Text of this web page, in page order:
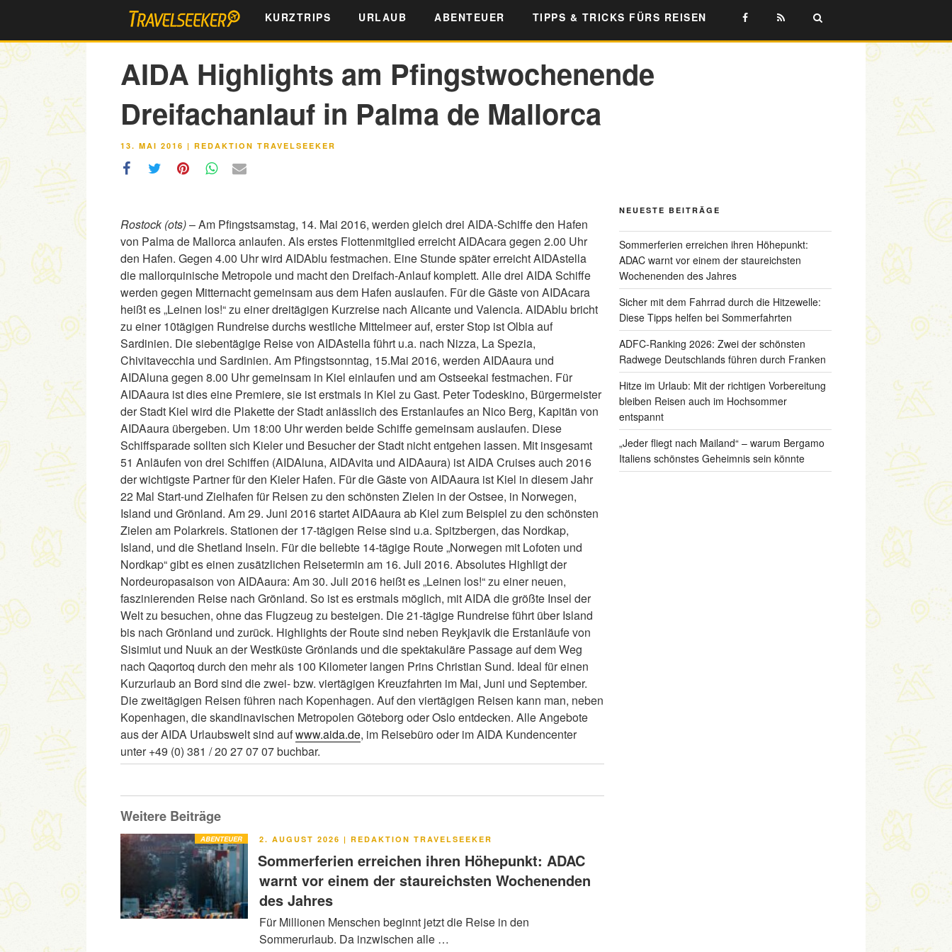
springen
KURZTRIPS URLAUB ABENTEUER TIPPS & TRICKS FÜRS REISEN
AIDA Highlights am Pfingstwochenende
Dreifachanlauf in Palma de Mallorca
VERÖFFENTLICHT
13. MAI 2016 | REDAKTION TRAVELSEEKER
Rostock (ots)– Am Pfingstsamstag, 14. Mai 2016, werden gleich drei AIDA-Schiffe den Hafen
von Palma de Mallorca anlaufen. Als erstes Flottenmitglied erreicht AIDAcara gegen 2.00 Uhr
den Hafen. Gegen 4.00 Uhr wird AIDAblu festmachen. Eine Stunde später erreicht AIDAstella
die mallorquinische Metropole und macht den Dreifach-Anlauf komplett. Alle drei AIDA Schiffe
werden gegen Mitternacht gemeinsam aus dem Hafen auslaufen. Für die Gäste von AIDAcara
heißt es „Leinen los!“ zu einer dreitägigen Kurzreise nach Alicante und Valencia. AIDAblu bricht
zu einer 10tägigen Rundreise durchs westliche Mittelmeer auf, erster Stop ist Olbia auf
Sardinien. Die siebentägige Reise von AIDAstella führt u.a. nach Nizza, La Spezia,
Chivitavecchia und Sardinien. Am Pfingstsonntag, 15.Mai 2016, werden AIDAaura und
AIDAluna gegen 8.00 Uhr gemeinsam in Kiel einlaufen und am Ostseekai festmachen. Für
AIDAaura ist dies eine Premiere, sie ist erstmals in Kiel zu Gast. Peter Todeskino, Bürgermeister
der Stadt Kiel wird die Plakette der Stadt anlässlich des Erstanlaufes an Nico Berg, Kapitän von
AIDAaura übergeben. Um 18:00 Uhr werden beide Schiffe gemeinsam auslaufen. Diese
Schiffsparade sollten sich Kieler und Besucher der Stadt nicht entgehen lassen. Mit insgesamt
51 Anläufen von drei Schiffen (AIDAluna, AIDAvita und AIDAaura) ist AIDA Cruises auch 2016
der wichtigste Partner für den Kieler Hafen. Für die Gäste von AIDAaura ist Kiel in diesem Jahr
22 Mal Start-und Zielhafen für Reisen zu den schönsten Zielen in der Ostsee, in Norwegen,
Island und Grönland. Am 29. Juni 2016 startet AIDAaura ab Kiel zum Beispiel zu den schönsten
Zielen am Polarkreis. Stationen der 17-tägigen Reise sind u.a. Spitzbergen, das Nordkap,
Island, und die Shetland Inseln. Für die beliebte 14-tägige Route „Norwegen mit Lofoten und
Nordkap“ gibt es einen zusätzlichen Reisetermin am 16. Juli 2016. Absolutes Highligt der
Nordeuropasaison von AIDAaura: Am 30. Juli 2016 heißt es „Leinen los!“ zu einer neuen,
faszinierenden Reise nach Grönland. So ist es erstmals möglich, mit AIDA die größte Insel der
Welt zu besuchen, ohne das Flugzeug zu besteigen. Die 21-tägige Rundreise führt über Island
bis nach Grönland und zurück. Highlights der Route sind neben Reykjavik die Erstanläufe von
Sisimiut und Nuuk an der Westküste Grönlands und die spektakuläre Passage auf dem Weg
nach Qaqortoq durch den mehr als 100 Kilometer langen Prins Christian Sund. Ideal für einen
Kurzurlaub an Bord sind die zwei- bzw. viertägigen Kreuzfahrten im Mai, Juni und September.
Die zweitägigen Reisen führen nach Kopenhagen. Auf den viertägigen Reisen kann man, neben
Kopenhagen, die skandinavischen Metropolen Göteborg oder Oslo entdecken. Alle Angebote
aus der AIDA Urlaubswelt sind aufwww.aida.de, im Reisebüro oder im AIDA Kundencenter
unter +49 (0) 381 / 20 27 07 07 buchbar.
Weitere Beiträge
ABENTEUER
VERÖFFENTLICHT
2. AUGUST 2026 | REDAKTION TRAVELSEEKER
Sommerferien erreichen ihren Höhepunkt: ADAC
warnt vor einem der staureichsten Wochenenden
des Jahres
Für Millionen Menschen beginnt jetzt die Reise in den
Sommerurlaub. Da inzwischen alle …
NEUESTE BEITRÄGE
Sommerferien erreichen ihren Höhepunkt:
ADAC warnt vor einem der staureichsten
Wochenenden des Jahres
Sicher mit dem Fahrrad durch die Hitzewelle:
Diese Tipps helfen bei Sommerfahrten
ADFC-Ranking 2026: Zwei der schönsten
Radwege Deutschlands führen durch Franken
Hitze im Urlaub: Mit der richtigen Vorbereitung
bleiben Reisen auch im Hochsommer
entspannt
„Jeder fliegt nach Mailand“ – warum Bergamo
Italiens schönstes Geheimnis sein könnte